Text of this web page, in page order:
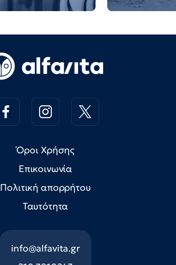
Όροι Χρήσης
Επικοινωνία
Πολιτική απορρήτου
Ταυτότητα
info@alfavita.gr